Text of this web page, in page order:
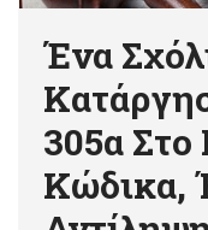
Ένα
305α Στο
Κώδικα,